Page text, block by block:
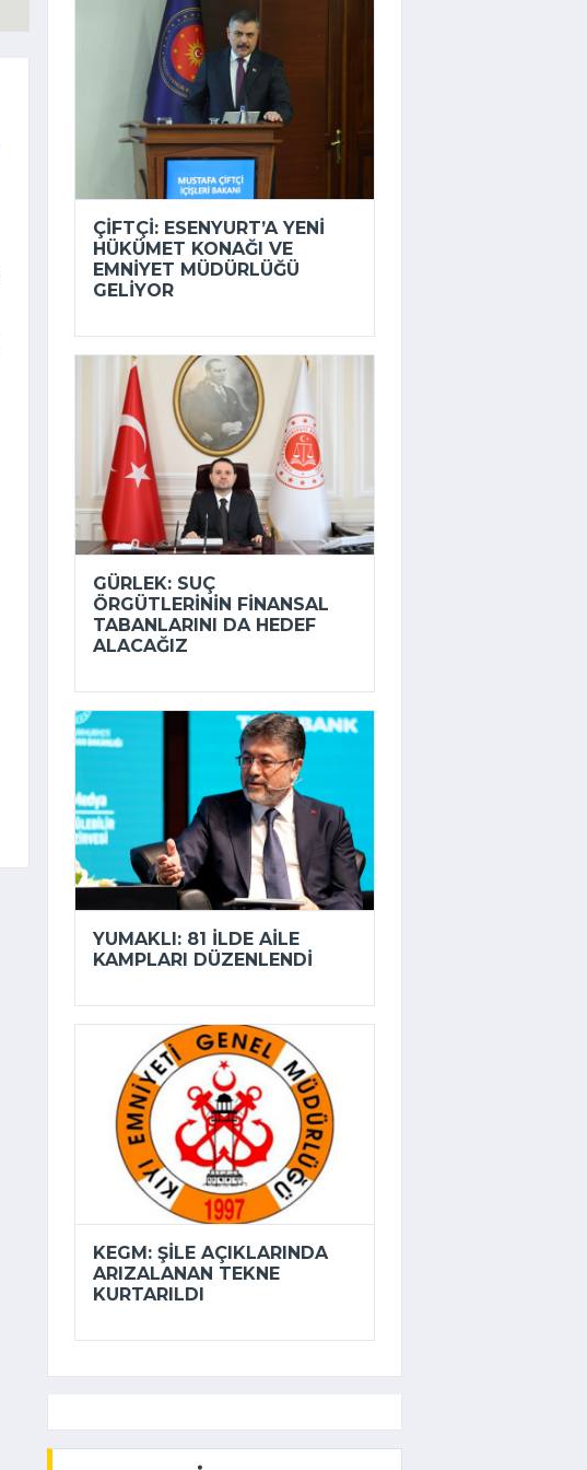
ÇIFTÇI: ESENYURT’A YENI
HÜKÜMET KONAĞI VE
EMNIYET MÜDÜRLÜĞÜ
GELIYOR
GÜRLEK: SUÇ
ÖRGÜTLERININ FINANSAL
TABANLARINI DA HEDEF
ALACAĞIZ
YUMAKLI: 81 ILDE AILE
KAMPLARI DÜZENLENDI
KEGM: ŞILE AÇIKLARINDA
ARIZALANAN TEKNE
KURTARILDI